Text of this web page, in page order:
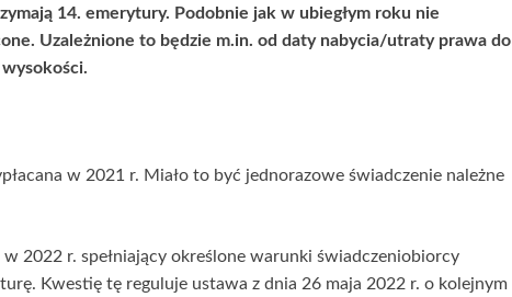
14. emerytury. Podobnie jak w ubiegłym roku nie
Uzależnione to będzie m.in. od daty nabycia/utraty prawa do
w 2021 r. Miało to być jednorazowe świadczenie należne
2022 r. spełniający określone warunki świadczeniobiorcy
Kwestię tę reguluje ustawa z dnia 26 maja 2022 r. o kolejnym